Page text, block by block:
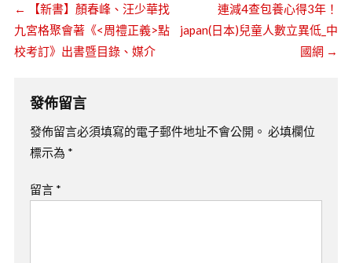
←
【新書】顏春峰、汪少華找
九宮格聚會著《<周禮正義>點
校考訂》出書暨目錄、媒介
連減4查包養心得3年！
japan(日本)兒童人數立異低_中
國網 →
發佈留言
發佈留言必須填寫的電子郵件地址不會公開。 必填欄位
標示為 *
留言 *